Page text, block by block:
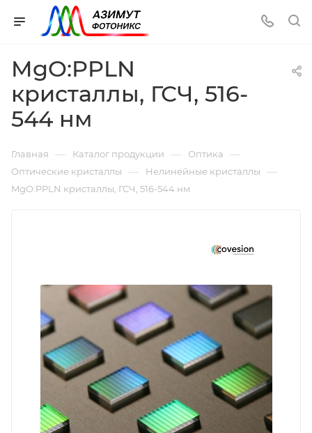
MgO:PPLN
кристаллы, ГСЧ, 516-
544 нм
Главная — Каталог продукции — Оптика —
Оптические кристаллы — Нелинейные кристаллы —
MgO:PPLN кристаллы, ГСЧ, 516-544 нм